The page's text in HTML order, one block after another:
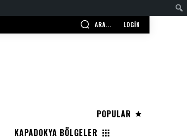
ARA... LOGIN
POPULAR
KAPADOKYA BÖLGELER